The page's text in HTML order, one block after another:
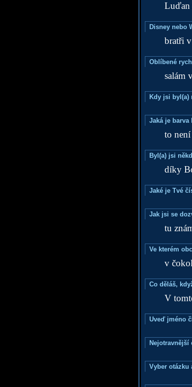
Luďan
Disney nebo
bratři
Oblíbené
salám
Kdy jsi byl(a)
Jaká je barva
to
Byl(a) jsi
díky
Jaké je Tvé
Jak jsi se
tu
Ve kterém
v
Co děláš,
V
Uveď jméno
Nejotravnější
Vyber otázku